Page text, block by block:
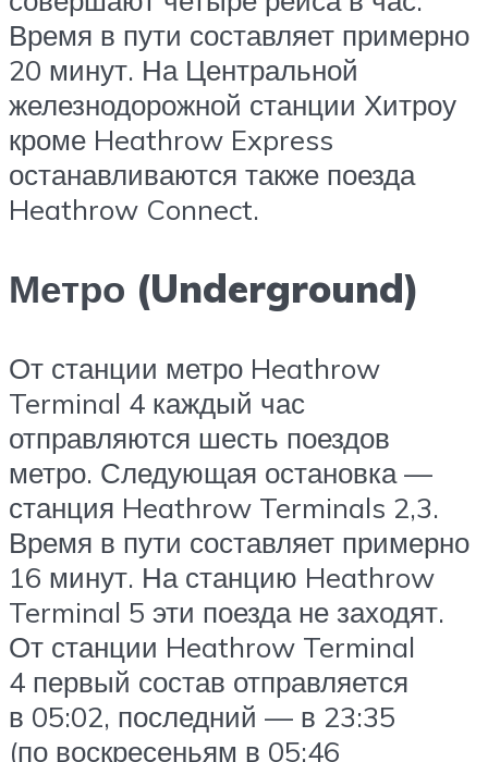
Время в пути составляет примерно
20 минут. На Центральной
железнодорожной станции Хитроу
кроме Heathrow Express
останавливаются также поезда
Heathrow Connect.
Метро (Underground)
От станции метро Heathrow
Terminal 4 каждый час
отправляются шесть поездов
метро. Следующая остановка —
станция Heathrow Terminals 2,3.
Время в пути составляет примерно
16 минут. На станцию Heathrow
Terminal 5 эти поезда не заходят.
От станции Heathrow Terminal
4 первый состав отправляется
в 05:02, последний — в 23:35
(по воскресеньям в 05:46